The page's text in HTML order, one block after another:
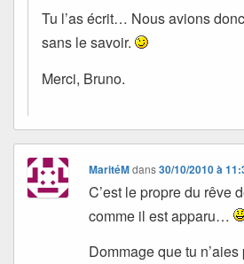
Tu l’as écrit… Nous avions
sans le savoir.
Merci, Bruno.
MaritéMdans30/10/2010 à
C’est le propre du rêve
comme il est apparu…
Dommage que tu